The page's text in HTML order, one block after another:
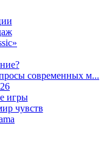
современных м...
игры
чувств